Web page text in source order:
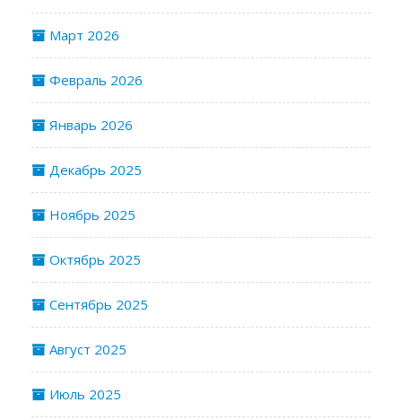
Март 2026
Февраль 2026
Январь 2026
Декабрь 2025
Ноябрь 2025
Октябрь 2025
Сентябрь 2025
Август 2025
Июль 2025